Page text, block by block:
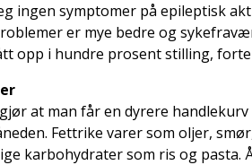
ingen symptomer på epileptisk
er mye bedre og
opp i hundre prosent stilling,
at man får en dyrere
Fettrike varer som oljer,
karbohydrater som ris og